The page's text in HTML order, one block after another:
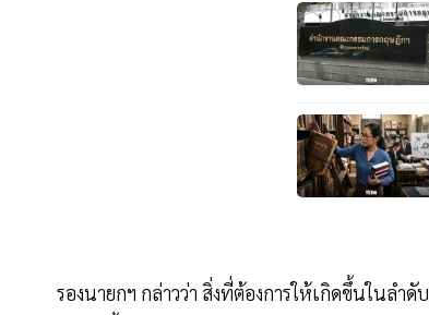
รองนายกฯ กล่าวว่า สิ่งที่ต้องการให้เกิดขึ้นในล